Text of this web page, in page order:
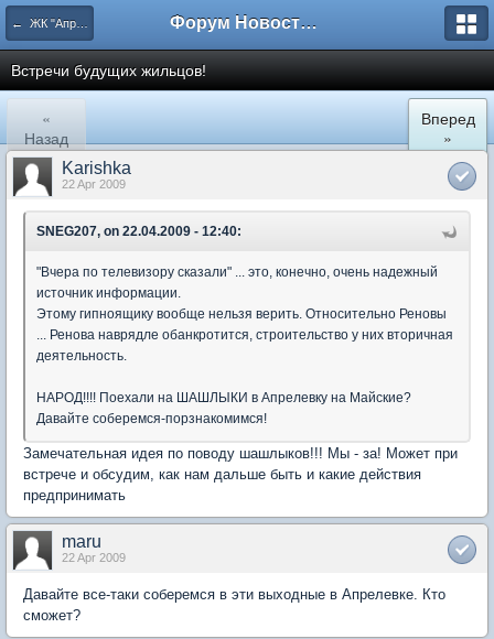
← ЖК "Апрелевский". Культурно-бытовой раздел. Форум Новостройки
Встречи будущих жильцов!
«
Назад
Вперед
»
Karishka
22 Apr 2009
SNEG207, on 22.04.2009 - 12:40:
"Вчера по телевизору сказали" ... это, конечно, очень надежный
источник информации.
Этому гипноящику вообще нельзя верить. Относительно Реновы
... Ренова наврядле обанкротится, строительство у них вторичная
деятельность.
НАРОД!!!! Поехали на ШАШЛЫКИ в Апрелевку на Майские?
Давайте соберемся-порзнакомимся!
Замечательная идея по поводу шашлыков!!! Мы - за! Может при
встрече и обсудим, как нам дальше быть и какие действия
предпринимать
maru
22 Apr 2009
Давайте все-таки соберемся в эти выходные в Апрелевке. Кто
сможет?